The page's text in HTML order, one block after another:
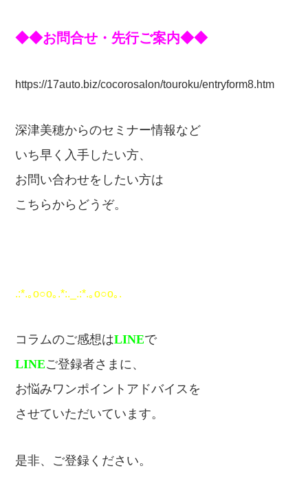
◆◆お問合せ・先行ご案内◆◆
https://17auto.biz/cocorosalon/touroku/entryform8.htm
深津美穂からのセミナー情報など
いち早く入手したい方、
お問い合わせをしたい方は
こちらからどうぞ。
.:*.｡o○o｡.*:._.:*.｡o○o｡.
コラムのご感想はLINEで
LINEご登録者さまに、
お悩みワンポイントアドバイスを
させていただいています。
是非、ご登録ください。